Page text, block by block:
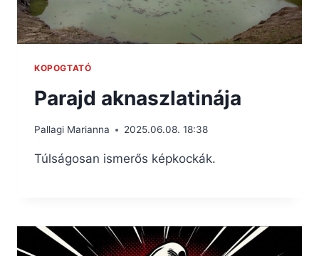
KOPOGTATÓ
Parajd aknaszlatinája
Pallagi Marianna 2025.06.08. 18:38
Túlságosan ismerős képkockák.